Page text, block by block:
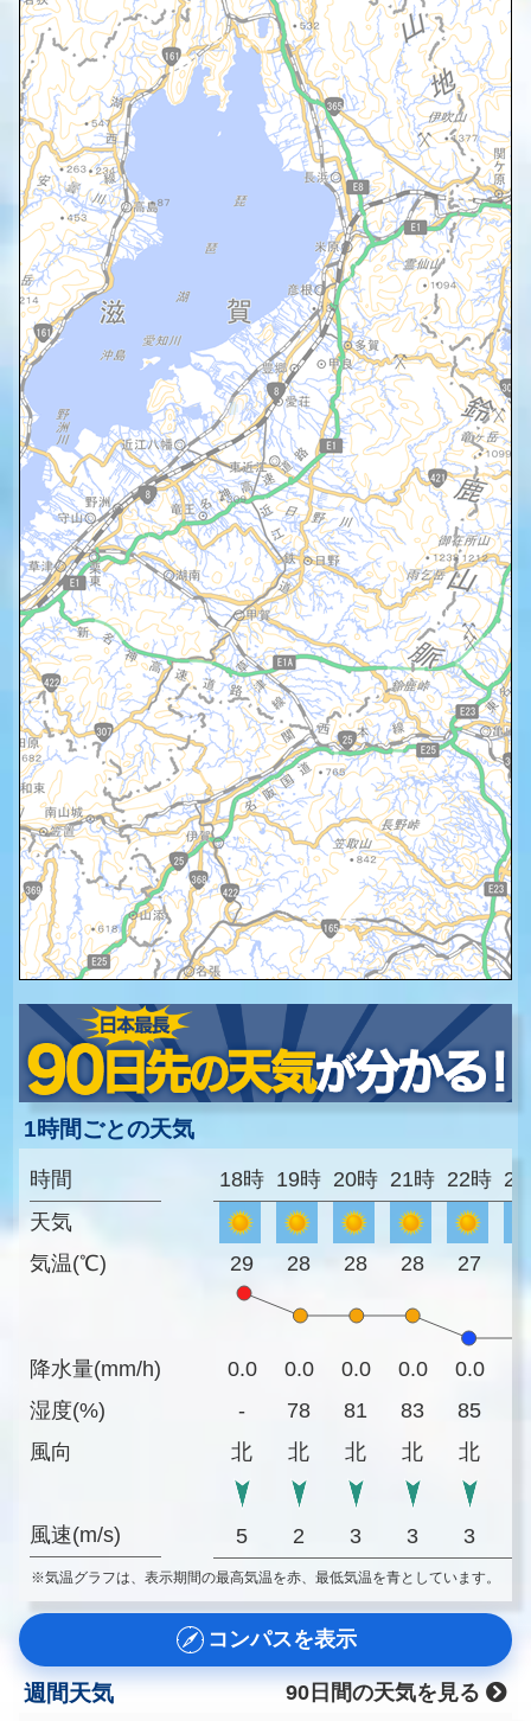
1時間ごとの天気
時間
天気
気温(℃)
降水量(mm/h)
湿度(%)
風向
風速(m/s)
18時 19時 20時 21時 22時
29 28 28 28 27
0.0 0.0 0.0 0.0 0.0
-
78 81 83 85
北
北 北 北 北
5 2 3 3 3
※気温グラフは、表示期間の最高気温を赤、最低気温を青としています。
コンパスを表示
週間天気
90日間の天気を見る